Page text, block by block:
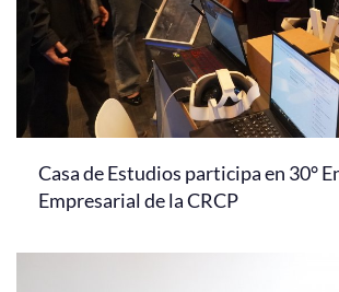
Casa de Estudios participa en 30°
Empresarial de la CRCP